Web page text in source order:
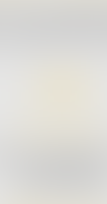
pour un
dès septembre
comme